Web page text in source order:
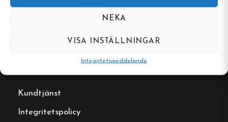
NEKA
VISA INSTÄLLNINGAR
Integritetsmeddelande
Användbara länkar
Kundtjänst
Integritetspolicy